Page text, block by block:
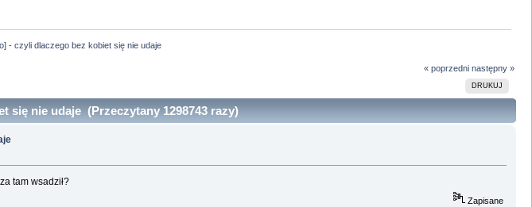
- czyli dlaczego bez kobiet się nie udaje
« poprzedni następny »
DRUKUJ
się nie udaje (Przeczytany 1298743 razy)
tam wsadził?
Zapisane